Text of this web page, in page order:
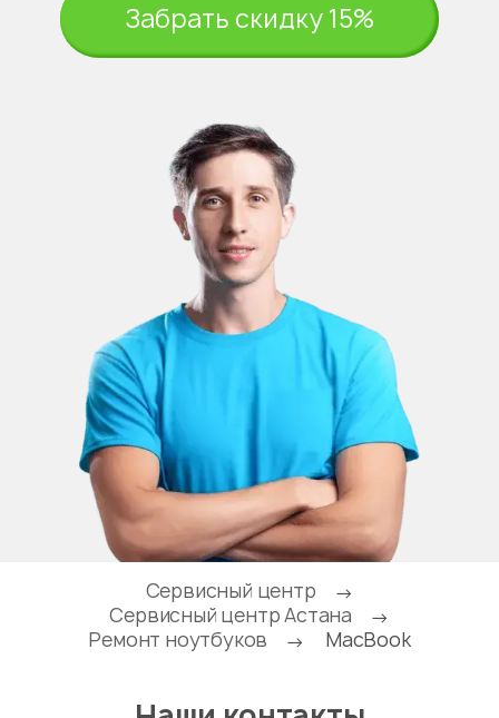
Забрать скидку 15%
Сервисный центр
→
Сервисный центр Астана
→
Ремонт ноутбуков
→ MacBook